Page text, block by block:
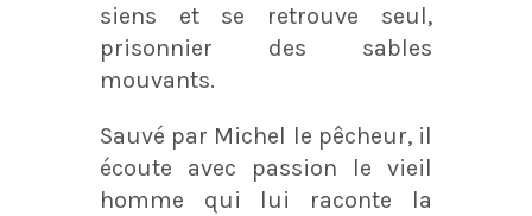
siens et se retrouve seul,
prisonnier des sables
mouvants.
Sauvé par Michel le pêcheur, il
écoute avec passion le vieil
homme qui lui raconte la